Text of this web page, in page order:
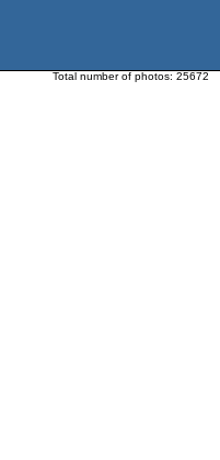
Total number of photos: 25672